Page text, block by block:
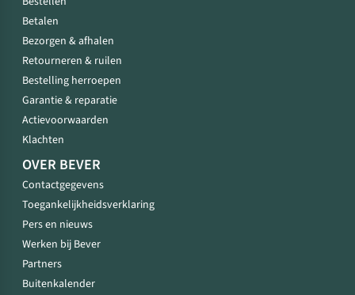
Betalen
Bezorgen & afhalen
Retourneren & ruilen
Bestelling herroepen
Garantie & reparatie
Actievoorwaarden
Klachten
OVER BEVER
Contactgegevens
Toegankelijkheidsverklaring
Pers en nieuws
Werken bij Bever
Partners
Buitenkalender